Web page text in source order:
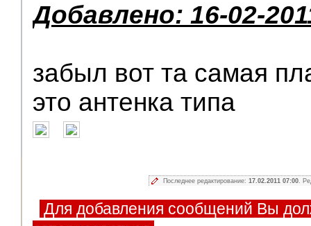
Добавлено: 16-02-
забыл вот та самая
это антенка типа
Последнее редактирование: 17.02.2011 07:00.
Для добавления сообщений Вы